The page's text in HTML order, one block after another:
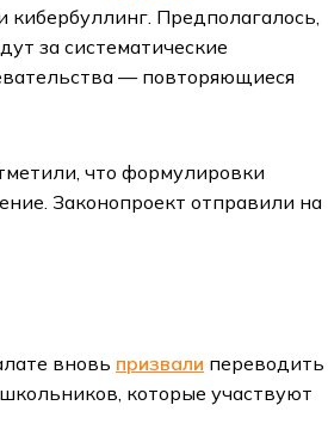
кибербуллинг. Предполагалось,
за систематические
— повторяющиеся
что формулировки
Законопроект отправили на
вновь призвали переводить
которые участвуют